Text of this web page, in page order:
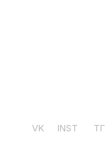
VK INST ТГ